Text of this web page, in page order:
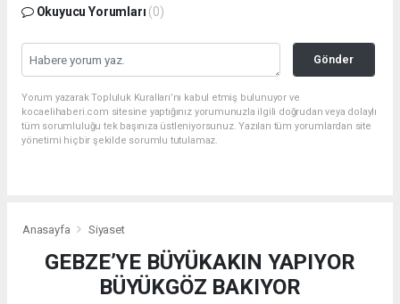
Okuyucu Yorumları (0)
Gönder
Yorum yazarak Topluluk Kuralları’nı kabul etmiş bulunuyor ve
kocaelihaberi.com sitesine yaptığınız yorumunuzla ilgili doğrudan veya dolaylı
tüm sorumluluğu tek başınıza üstleniyorsunuz. Yazılan tüm yorumlardan site
yönetimi hiçbir şekilde sorumlu tutulamaz.
Anasayfa Siyaset
GEBZE’YE BÜYÜKAKIN YAPIYOR
BÜYÜKGÖZ BAKIYOR